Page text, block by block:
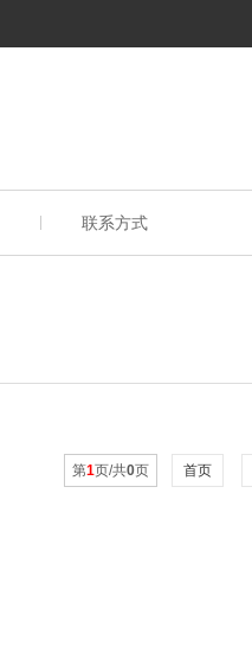
联系方式
第1页/共0页 首页